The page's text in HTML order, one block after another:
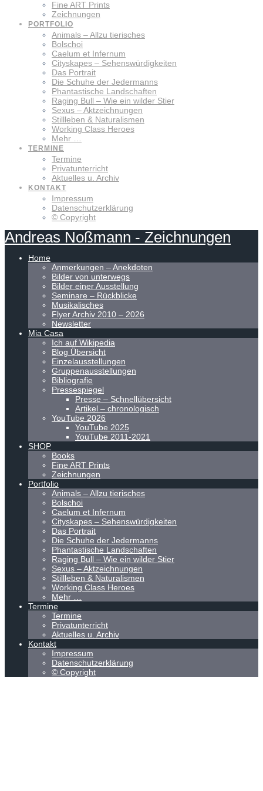
Fine ART Prints
Zeichnungen
PORTFOLIO
Animals – Allzu tierisches
Bolschoi
Caelum et Infernum
Cityskapes – Sehenswürdigkeiten
Das Portrait
Die Schuhe der Jedermanns
Phantastische Landschaften
Raging Bull – Wie ein wilder Stier
Sexus – Aktzeichnungen
Stillleben & Naturalismen
Working Class Heroes
Mehr …
TERMINE
Termine
Privatunterricht
Aktuelles u. Archiv
KONTAKT
Impressum
Datenschutzerklärung
© Copyright
Andreas Noßmann - Zeichnungen
Home
Anmerkungen – Anekdoten
Bilder von unterwegs
Bilder einer Ausstellung
Seminare – Rückblicke
Musikalisches
Flyer Archiv 2010 – 2026
Newsletter
Mia Casa
Ich auf Wikipedia
Blog Übersicht
Einzelausstellungen
Gruppenausstellungen
Bibliografie
Pressespiegel
Presse – Schnellübersicht
Artikel – chronologisch
YouTube 2026
YouTube 2025
YouTube 2011-2021
SHOP
Books
Fine ART Prints
Zeichnungen
Portfolio
Animals – Allzu tierisches
Bolschoi
Caelum et Infernum
Cityskapes – Sehenswürdigkeiten
Das Portrait
Die Schuhe der Jedermanns
Phantastische Landschaften
Raging Bull – Wie ein wilder Stier
Sexus – Aktzeichnungen
Stillleben & Naturalismen
Working Class Heroes
Mehr …
Termine
Termine
Privatunterricht
Aktuelles u. Archiv
Kontakt
Impressum
Datenschutzerklärung
© Copyright